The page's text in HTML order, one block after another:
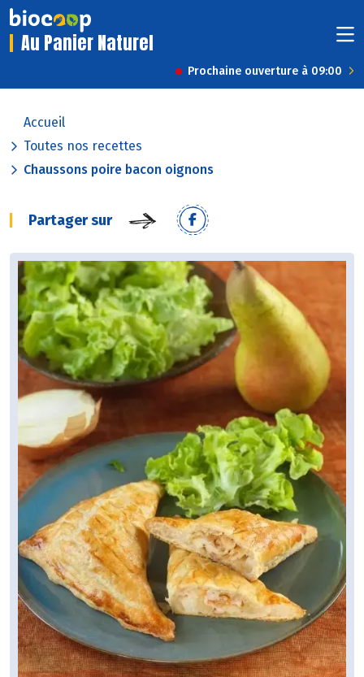
Au Panier Naturel
Prochaine ouverture à 09:00
Accueil
Toutes nos recettes
Chaussons poire bacon oignons
Partager sur